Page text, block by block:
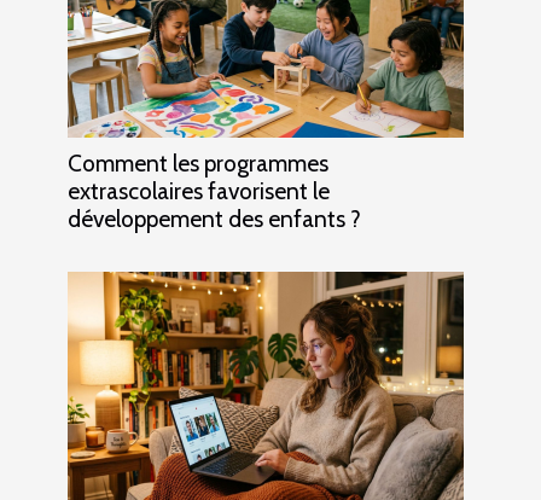
Comment les programmes
extrascolaires favorisent le
développement des enfants ?